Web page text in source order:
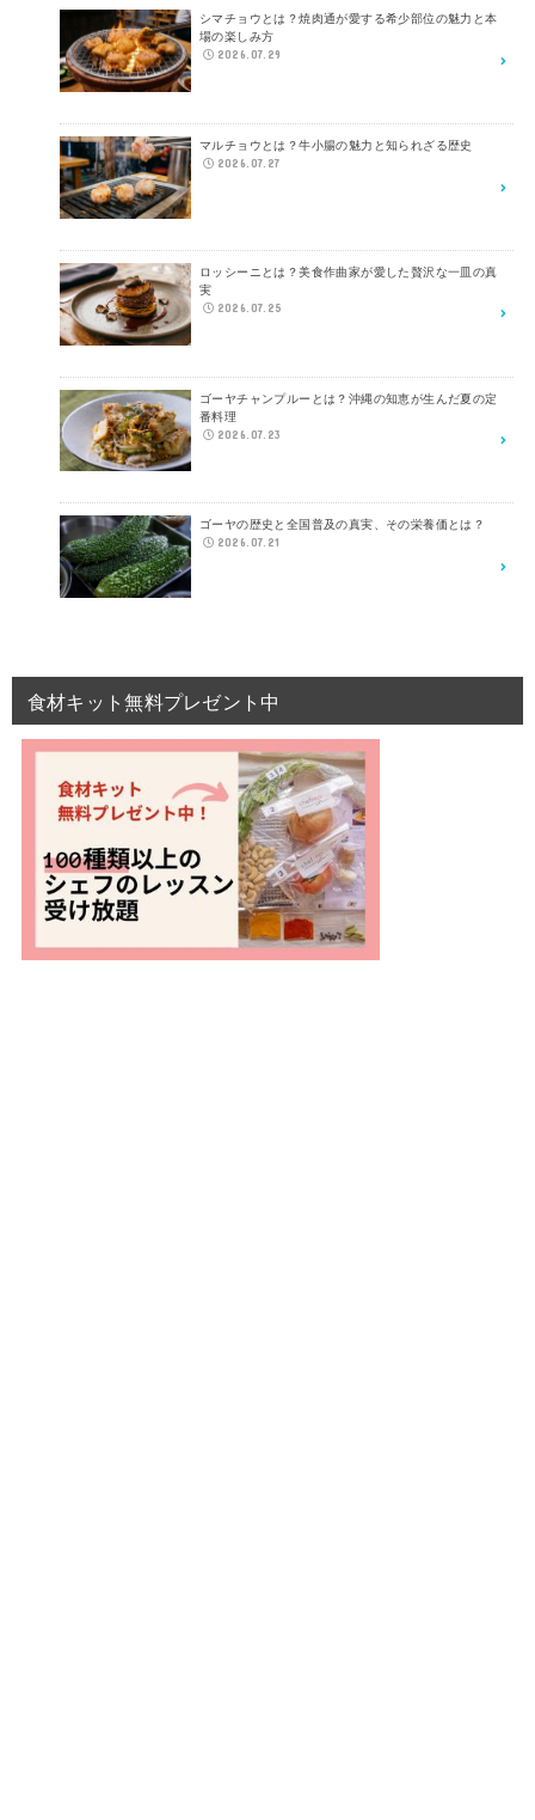
シマチョウとは？焼肉通が愛する希少部位の魅力と本
場の楽しみ方
2026.07.29
マルチョウとは？牛小腸の魅力と知られざる歴史
2026.07.27
ロッシーニとは？美食作曲家が愛した贅沢な一皿の真
実
2026.07.25
ゴーヤチャンプルーとは？沖縄の知恵が生んだ夏の定
番料理
2026.07.23
ゴーヤの歴史と全国普及の真実、その栄養価とは？
2026.07.21
食材キット無料プレゼント中